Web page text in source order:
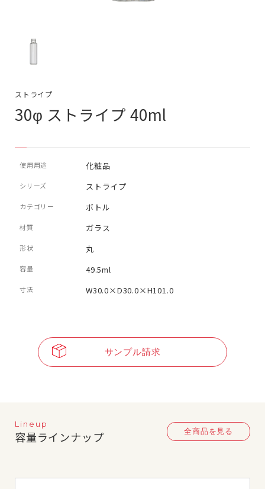
ストライプ
30φ ストライプ 40ml
使用用途 化粧品
シリーズ ストライプ
カテゴリー ボトル
材質 ガラス
形状 丸
容量 49.5ml
寸法 W30.0×D30.0×H101.0
サンプル請求
Lineup
容量ラインナップ 全商品を見る